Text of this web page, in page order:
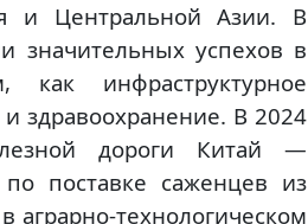
и Центральной Азии. В
значительных успехов в
инфраструктурное
и здравоохранение. В 2024
дороги Китай —
поставке саженцев из
аграрно-технологическом